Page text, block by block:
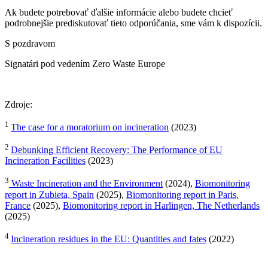
Ak budete potrebovať ďalšie informácie alebo budete chcieť
podrobnejšie prediskutovať tieto odporúčania, sme vám k dispozícii.
S pozdravom
Signatári pod vedením Zero Waste Europe
Zdroje:
1 The case for a moratorium on incineration (2023)
2 Debunking Efficient Recovery: The Performance of EU
Incineration Facilities (2023)
3 Waste Incineration and the Environment(2024), Biomonitoring
report in Zubieta, Spain (2025), Biomonitoring report in Paris,
France (2025), Biomonitoring report in Harlingen, The Netherlands
(2025)
4 Incineration residues in the EU: Quantities and fates (2022)